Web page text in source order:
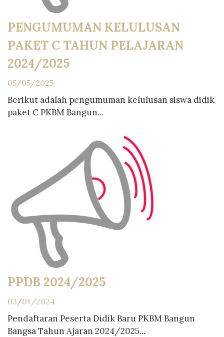
PENGUMUMAN KELULUSAN
PAKET C TAHUN PELAJARAN
2024/2025
05/05/2025
Berikut adalah pengumuman kelulusan siswa didik
paket C PKBM Bangun...
PPDB 2024/2025
03/01/2024
Pendaftaran Peserta Didik Baru PKBM Bangun
Bangsa Tahun Ajaran 2024/2025...